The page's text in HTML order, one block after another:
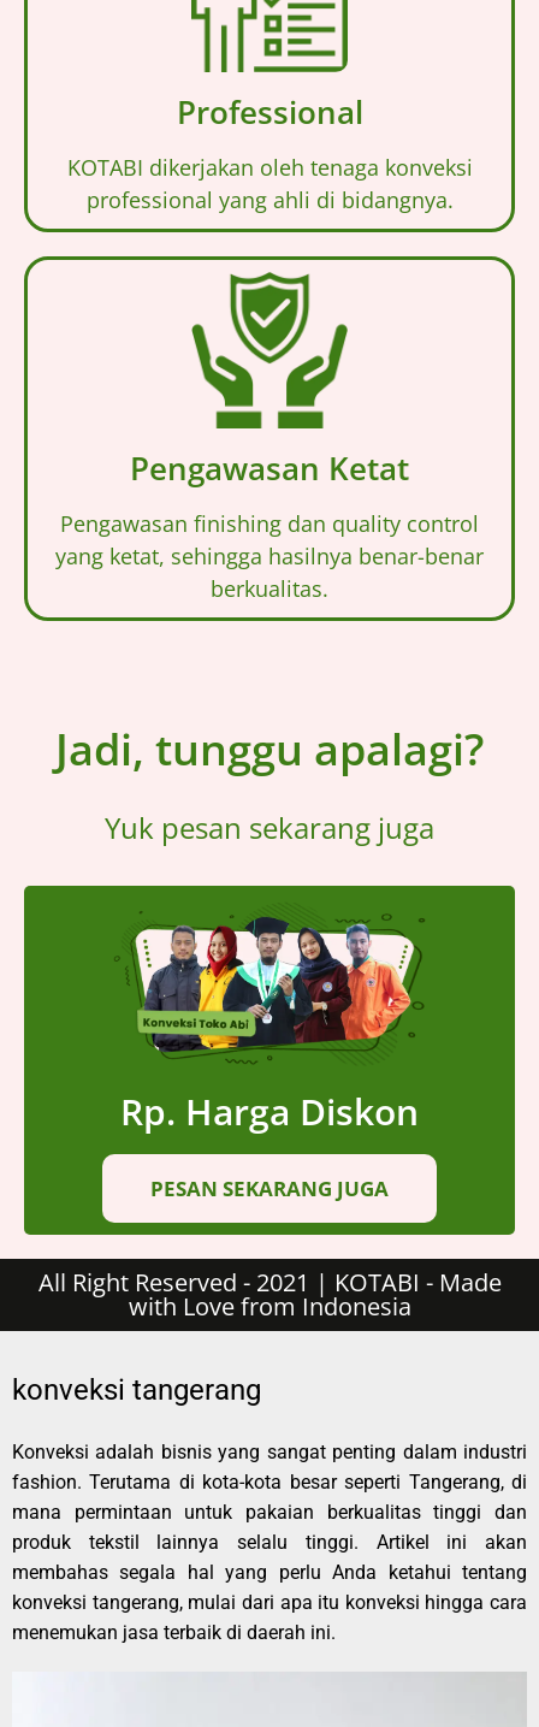
Professional
KOTABI dikerjakan oleh tenaga konveksi
professional yang ahli di bidangnya.
Pengawasan Ketat
Pengawasan finishing dan quality control
yang ketat, sehingga hasilnya benar-benar
berkualitas.
Jadi, tunggu apalagi?
Yuk pesan sekarang juga
Rp. Harga Diskon
PESAN SEKARANG JUGA
All Right Reserved - 2021 | KOTABI - Made
with Love from Indonesia
konveksi tangerang
Konveksi adalah bisnis yang sangat penting dalam industri
fashion. Terutama di kota-kota besar seperti Tangerang, di
mana permintaan untuk pakaian berkualitas tinggi dan
produk tekstil lainnya selalu tinggi. Artikel ini akan
membahas segala hal yang perlu Anda ketahui tentang
konveksi tangerang, mulai dari apa itu konveksi hingga cara
menemukan jasa terbaik di daerah ini.